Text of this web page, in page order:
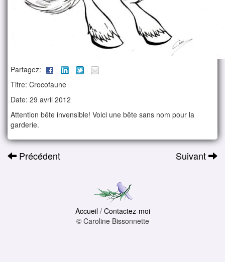
Partagez:
Titre: Crocofaune
Date: 29 avril 2012
Attention bête invensible! Voici une bête sans nom pour la
garderie.
Suivant
Précédent
Accueil/ Contactez-moi
© Caroline Bissonnette